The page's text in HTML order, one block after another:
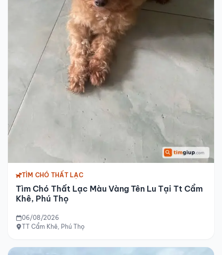
TÌM CHÓ THẤT LẠC
Tìm Chó Thất Lạc Màu Vàng Tên Lu Tại Tt Cẩm
Khê, Phú Thọ
06/08/2026
TT Cẩm Khê, Phú Thọ